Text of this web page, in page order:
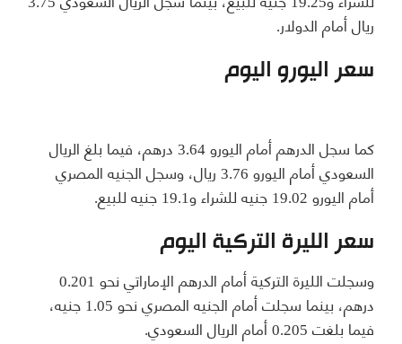
ريال أمام الدولار.
سعر اليورو اليوم
كما سجل الدرهم أمام اليورو 3.64 درهم، فيما بلغ الريال
السعودي أمام اليورو 3.76 ريال، وسجل الجنيه المصري
أمام اليورو 19.02 جنيه للشراء و19.1 جنيه للبيع.
سعر الليرة التركية اليوم
وسجلت الليرة التركية أمام الدرهم الإماراتي نحو 0.201
درهم، بينما سجلت أمام الجنيه المصري نحو 1.05 جنيه،
فيما بلغت 0.205 أمام الريال السعودي.